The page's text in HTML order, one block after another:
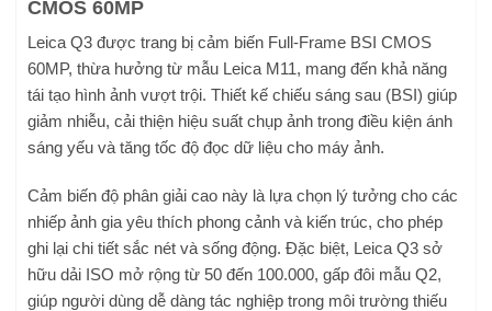
CMOS 60MP
Leica Q3 được trang bị cảm biến Full-Frame BSI CMOS
60MP, thừa hưởng từ mẫu Leica M11, mang đến khả năng
tái tạo hình ảnh vượt trội. Thiết kế chiếu sáng sau (BSI) giúp
giảm nhiễu, cải thiện hiệu suất chụp ảnh trong điều kiện ánh
sáng yếu và tăng tốc độ đọc dữ liệu cho máy ảnh.
Cảm biến độ phân giải cao này là lựa chọn lý tưởng cho các
nhiếp ảnh gia yêu thích phong cảnh và kiến trúc, cho phép
ghi lại chi tiết sắc nét và sống động. Đặc biệt, Leica Q3 sở
hữu dải ISO mở rộng từ 50 đến 100.000, gấp đôi mẫu Q2,
giúp người dùng dễ dàng tác nghiệp trong môi trường thiếu